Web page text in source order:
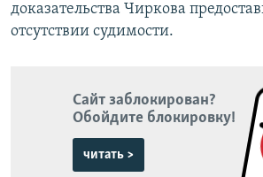
доказательства Чиркова
отсутствии судимости.
Сайт заблокирован?
Обойдите блокировку!
читать >